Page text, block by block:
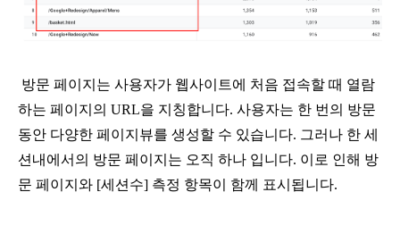
하는 페이지의 URL을 지칭합니다. 사용자는 한 번의 방문
동안 다양한 페이지뷰를 생성할 수 있습니다. 그러나 한 세
션내에서의 방문 페이지는 오직 하나 입니다. 이로 인해 방
문 페이지와 [세션수] 측정 항목이 함께 표시됩니다.